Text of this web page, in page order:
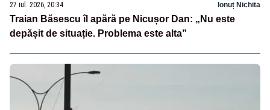
27 iul. 2026, 20:34 Ionuț Nichita
Traian Băsescu îl apără pe Nicușor Dan: „Nu este
depășit de situație. Problema este alta”